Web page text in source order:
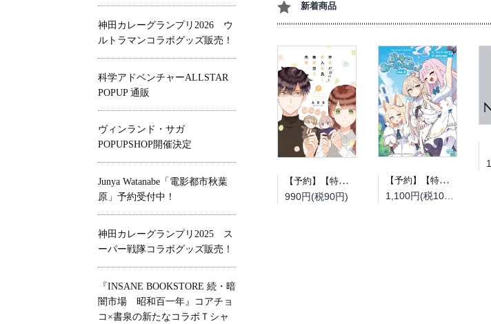
新着商品
【予約】【特典付き】空気が「読める」新入社員と無愛想な先輩 8（08/25頃発送予定）
990円(税90円)
【予約】【特典付き】ブルーアーカイブ公式4コマ ぶるーあーかいぶっ！ 2（08/25頃発送予定）
1,100円(税100円)
神田カレーグランプリ2026 ウ
ルトラマンコラボグッズ販売！
科学アドベンチャーALLSTAR
POPUP 通販
ヴィンランド・サガ
POPUPSHOP開催決定
Junya Watanabe「電影都市秋葉
原」予約受付中！
神田カレーグランプリ2025 ス
ーパー戦隊コラボグッズ販売！
『INSANE BOOKSTORE 続・暗
闇市場 昭和百一年』コアチョ
コ×書泉の新たなコラボＴシャ